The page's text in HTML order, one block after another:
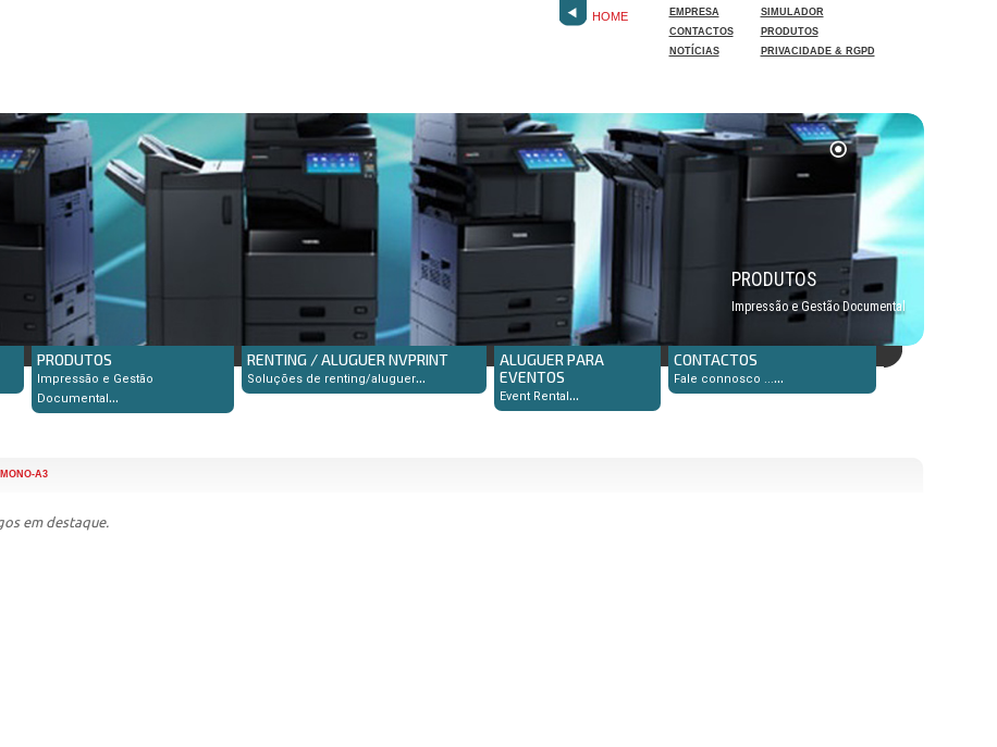
HOME
EMPRESA
CONTACTOS
NOTÍCIAS
SIMULADOR
PRODUTOS
PRIVACIDADE & RGPD
PRODUTOS
Impressão e Gestão Documental
PRODUTOS
Impressão e Gestão
Documental...
RENTING / ALUGUER NVPRINT
Soluções de renting/aluguer...
ALUGUER PARA
EVENTOS
Event Rental...
CONTACTOS
Fale connosco ......
A3
em destaque.